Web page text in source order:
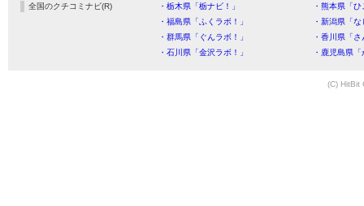
全国のクチコミナビ(R) ・栃木県「栃ナビ！」
・熊本県「
・福島県「ふくラボ！」
・新潟県「
・群馬県「ぐんラボ！」
・香川県「
・石川県「金沢ラボ！」
・鹿児島県
(C) HitBit